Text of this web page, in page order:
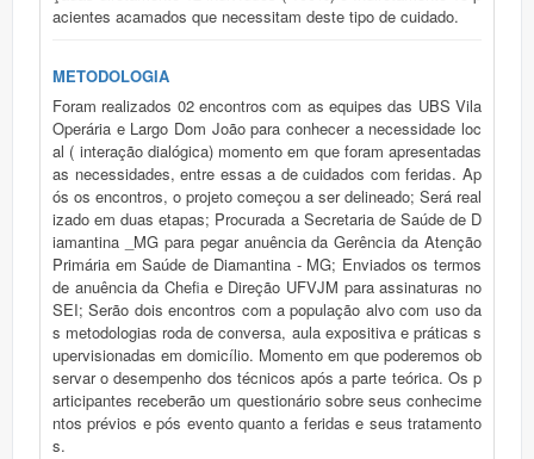
acientes acamados que necessitam deste tipo de cuidado.
METODOLOGIA
Foram realizados 02 encontros com as equipes das UBS Vila
Operária e Largo Dom João para conhecer a necessidade loc
al ( interação dialógica) momento em que foram apresentadas
as necessidades, entre essas a de cuidados com feridas. Ap
ós os encontros, o projeto começou a ser delineado; Será real
izado em duas etapas; Procurada a Secretaria de Saúde de D
iamantina _MG para pegar anuência da Gerência da Atenção
Primária em Saúde de Diamantina - MG; Enviados os termos
de anuência da Chefia e Direção UFVJM para assinaturas no
SEI; Serão dois encontros com a população alvo com uso da
s metodologias roda de conversa, aula expositiva e práticas s
upervisionadas em domicílio. Momento em que poderemos ob
servar o desempenho dos técnicos após a parte teórica. Os p
articipantes receberão um questionário sobre seus conhecime
ntos prévios e pós evento quanto a feridas e seus tratamento
s.